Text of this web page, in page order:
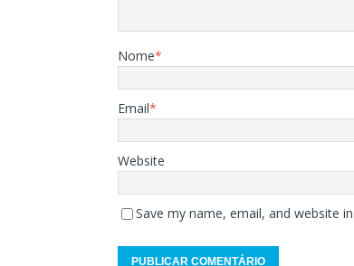
Nome*
Email*
Website
Save my name, email, and website